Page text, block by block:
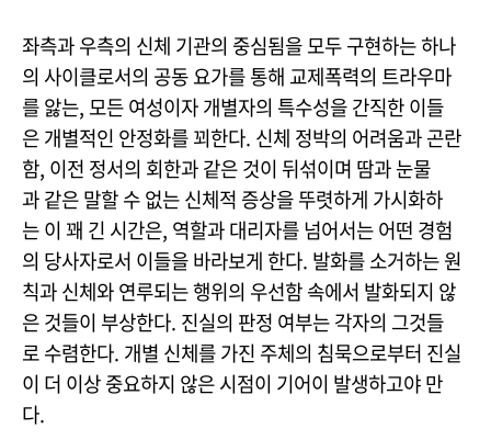
좌측과 우측의 신체 기관의 중심됨을 모두 구현하는 하나
의 사이클로서의 공동 요가를 통해 교제폭력의 트라우마
를 앓는, 모든 여성이자 개별자의 특수성을 간직한 이들
은 개별적인 안정화를 꾀한다. 신체 정박의 어려움과 곤란
함, 이전 정서의 회한과 같은 것이 뒤섞이며 땀과 눈물
과 같은 말할 수 없는 신체적 증상을 뚜렷하게 가시화하
는 이 꽤 긴 시간은, 역할과 대리자를 넘어서는 어떤 경험
의 당사자로서 이들을 바라보게 한다. 발화를 소거하는 원
칙과 신체와 연루되는 행위의 우선함 속에서 발화되지 않
은 것들이 부상한다. 진실의 판정 여부는 각자의 그것들
로 수렴한다. 개별 신체를 가진 주체의 침묵으로부터 진실
이 더 이상 중요하지 않은 시점이 기어이 발생하고야 만
다.